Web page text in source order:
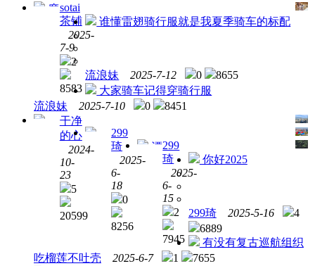
摩
华路
335
102（sotai
sotai
茶铺
2025-
7-9
2
8583
谁懂雷翅骑行服就是我夏季骑车的标配
流浪妹 2025-7-12 0
8655
大家骑车记得穿骑行服
流浪妹
2025-7-10 0 8451
干净
的心
2024-
10-
23
5
20599
起看
299
琦
2025-
6-
18
0
8256
漂
亮
299
琦
2025-
6-
15
2
7945
你好2025
299琦 2025-5-16
4
6889
有没有复古巡航组织
吃榴莲不吐壳
2025-6-7 1
7655